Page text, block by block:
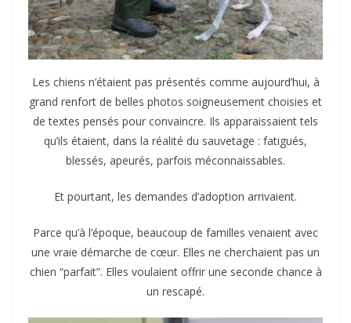
Les chiens n’étaient pas présentés comme aujourd’hui, à
grand renfort de belles photos soigneusement choisies et
de textes pensés pour convaincre. Ils apparaissaient tels
qu’ils étaient, dans la réalité du sauvetage : fatigués,
blessés, apeurés, parfois méconnaissables.
Et pourtant, les demandes d’adoption arrivaient.
Parce qu’à l’époque, beaucoup de familles venaient avec
une vraie démarche de cœur. Elles ne cherchaient pas un
chien “parfait”. Elles voulaient offrir une seconde chance à
un rescapé.